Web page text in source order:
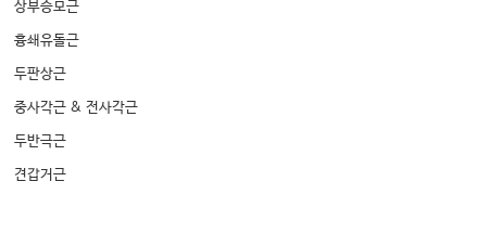
상부승모근
흉쇄유돌근
두판상근
중사각근 & 전사각근
두반극근
견갑거근